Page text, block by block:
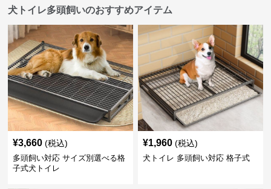
犬トイレ多頭飼いのおすすめアイテム
¥3,660 (税込)
多頭飼い対応 サイズ別選べる格
子式犬トイレ
¥1,960 (税込)
犬トイレ 多頭飼い対応 格子式